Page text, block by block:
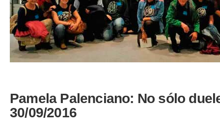
Pamela Palenciano: No sólo
30/09/2016